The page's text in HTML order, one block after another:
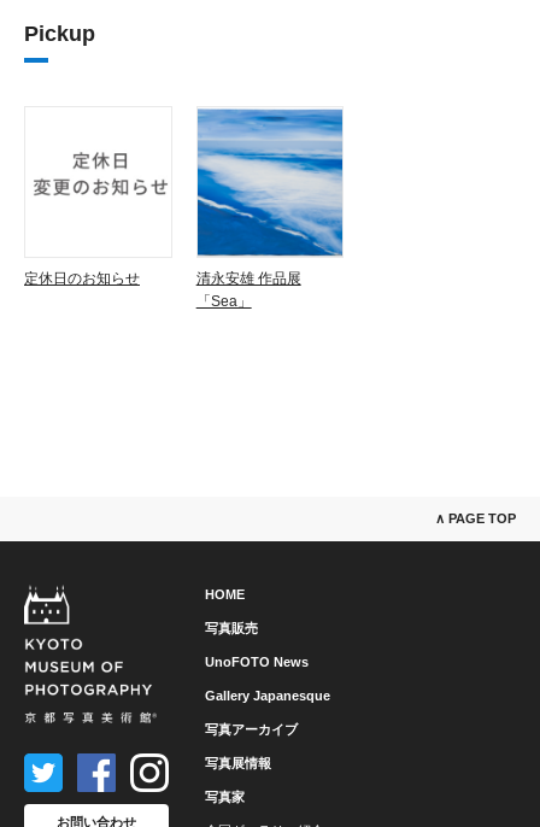
Pickup
定休日のお知らせ
清永安雄 作品展
「Sea」
∧ PAGE TOP
HOME
写真販売
UnoFOTO News
Gallery Japanesque
写真アーカイブ
写真展情報
写真家
お問い合わせ